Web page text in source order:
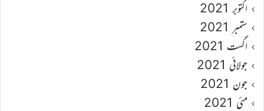
اکتوبر 2021
ستمبر 2021
اگست 2021
جولائی 2021
جون 2021
مئی 2021